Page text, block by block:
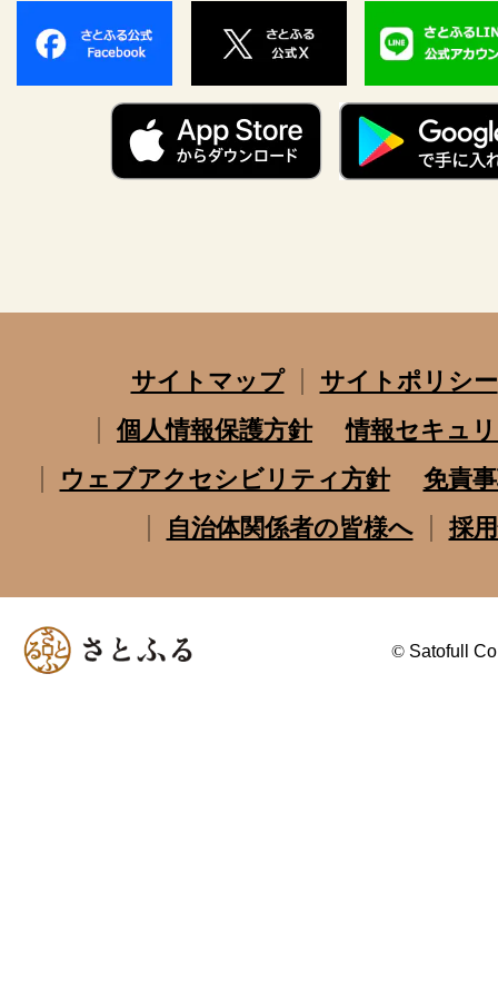
サイトマップ
サイトポリシー
個人情報保護方針
情報セキュ
ウェブアクセシビリティ方針
免責
自治体関係者の皆様へ
採
© Satofull